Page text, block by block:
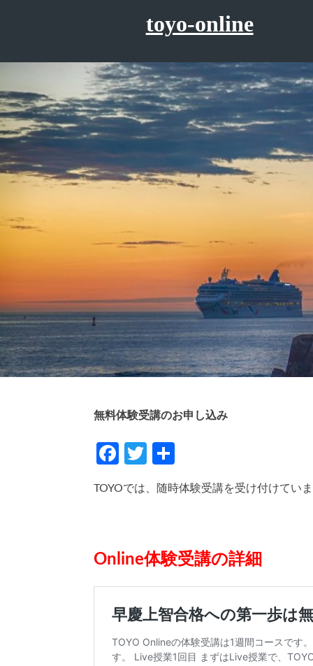
へ
ス
キ
ッ
プ
toyo-online
無料体験受講のお申し込み
Facebook
Twitter
有
TOYOでは、随時体験受講を受け付けてい
Online体験受講の詳細